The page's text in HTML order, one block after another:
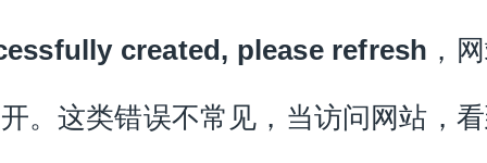
created, please refresh ，
。这类错误不常见，当访问网站，